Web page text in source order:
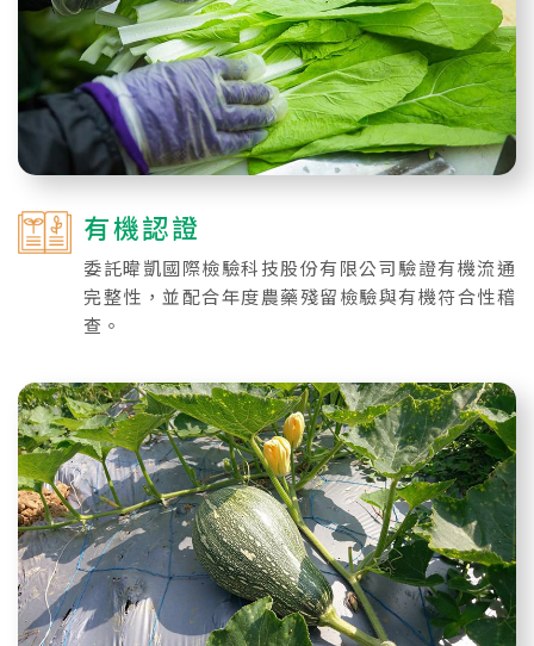
有機認證
委託暐凱國際檢驗科技股份有限公司驗證有機流通
完整性，並配合年度農藥殘留檢驗與有機符合性稽
查。